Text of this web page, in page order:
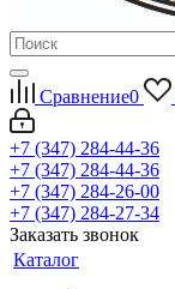
Сравнение0
+7 (347) 284-44-36
+7 (347) 284-44-36
+7 (347) 284-26-00
+7 (347) 284-27-34
Заказать звонок
Каталог